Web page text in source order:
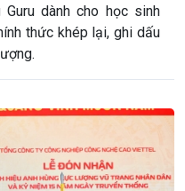
dành cho học sinh
thức khép lại, ghi dấu